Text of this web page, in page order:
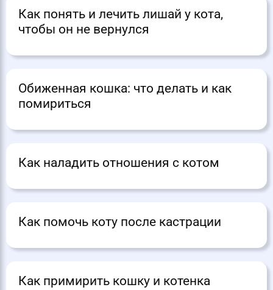
Как понять и лечить лишай у кота,
чтобы он не вернулся
Обиженная кошка: что делать и как
помириться
Как наладить отношения с котом
Как помочь коту после кастрации
Как примирить кошку и котенка